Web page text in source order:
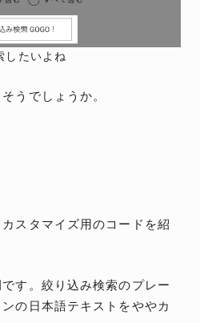
したいよね
うでしょうか。
スタマイズ用のコードを紹
す。絞り込み検索のプレー
の日本語テキストをややカ